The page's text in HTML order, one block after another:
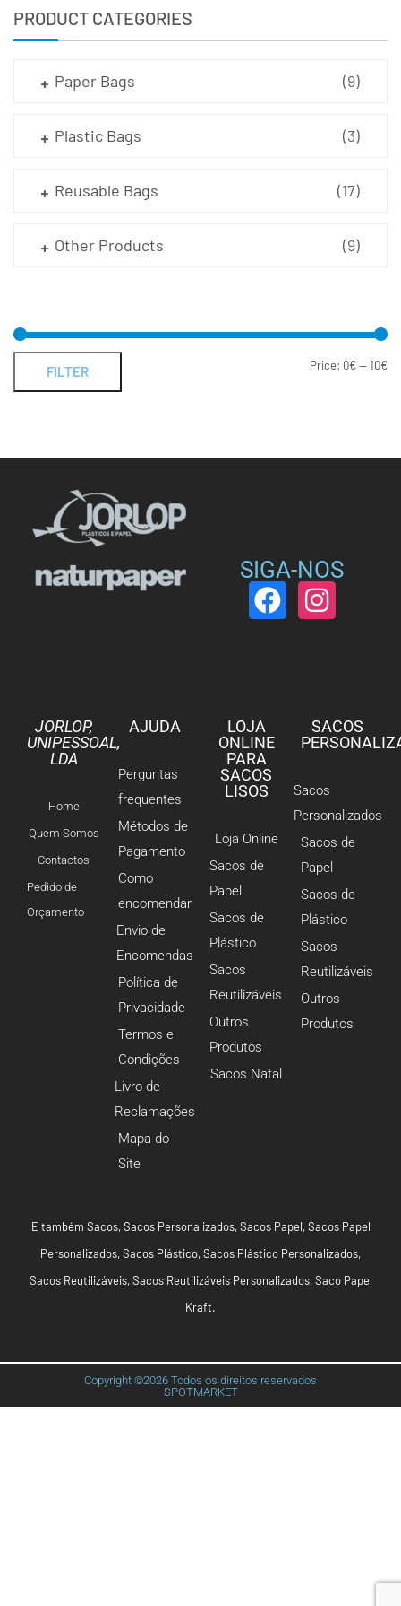
PRODUCT CATEGORIES
Paper Bags (9)
Plastic Bags (3)
Reusable Bags (17)
Other Products (9)
FILTER Price: 0€—10€
SIGA-NOS
JORLOP,
UNIPESSOAL,
LDA
Home
Quem Somos
Contactos
Pedido de
Orçamento
AJUDA
Perguntas
frequentes
Métodos de
Pagamento
Como
encomendar
Envio de
Encomendas
Política de
Privacidade
Termos e
Condições
Livro de
Reclamações
Mapa do
Site
LOJA
ONLINE
PARA
SACOS
LISOS
Loja Online
Sacos de
Papel
Sacos de
Plástico
Sacos
Reutilizáveis
Outros
Produtos
Sacos Natal
SACOS
Sacos
Personalizados
Sacos de
Papel
Sacos de
Plástico
Sacos
Reutilizáveis
Outros
Produtos
E também Sacos,Sacos Personalizados,Sacos Papel,Sacos Papel
Personalizados,Sacos Plástico,Sacos Plástico Personalizados,
Sacos Reutilizáveis,Sacos Reutilizáveis Personalizados,Saco Papel
Kraft.
Copyright ©2026 Todos os direitos reservados
SPOTMARKET